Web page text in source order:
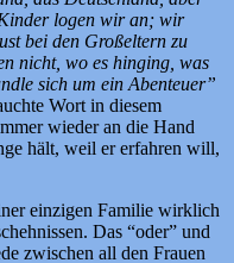
logen wir an; wir
bei den Großeltern zu
nicht, wo es hinging, was
sich um ein Abenteuer”
Wort in diesem
wieder an die Hand
hält, weil er erfahren will,
einzigen Familie wirklich
Das “oder” und
zwischen all den Frauen